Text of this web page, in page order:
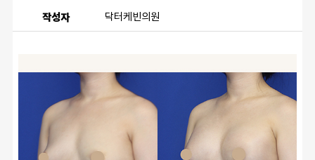
작성자 닥터케빈의원